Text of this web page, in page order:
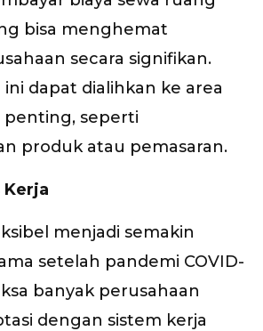
bisa menghemat
secara signifikan.
dapat dialihkan ke area
penting, seperti
produk atau pemasaran.
menjadi semakin
setelah pandemi COVID-
banyak perusahaan
dengan sistem kerja